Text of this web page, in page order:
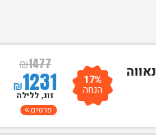
₪1477
₪1231 17%
הנחה זוג, ללילה
פרטים